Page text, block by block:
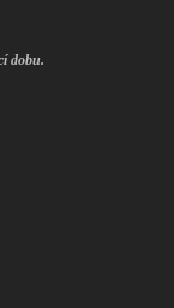
dobu.